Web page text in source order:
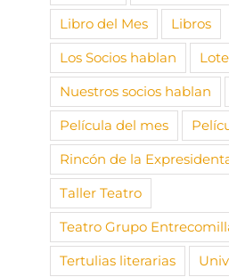
Libro del Mes
Libros
Los Socios hablan
Nuestros socios hablan
Película del mes
Rincón de la
Taller Teatro
Teatro Grupo
Tertulias literarias